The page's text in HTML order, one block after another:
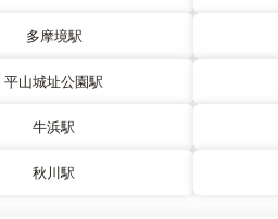
多摩境駅
平山城址公園駅
牛浜駅
秋川駅